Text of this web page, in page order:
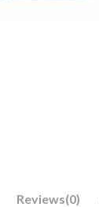
Reviews(0)